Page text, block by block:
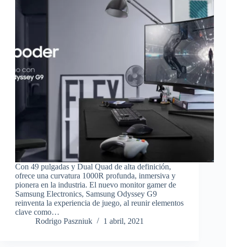
Con 49 pulgadas y Dual Quad de alta definición,
ofrece una curvatura 1000R profunda, inmersiva y
pionera en la industria. El nuevo monitor gamer de
Samsung Electronics, Samsung Odyssey G9
reinventa la experiencia de juego, al reunir elementos
clave como…
Rodrigo Paszniuk
1 abril, 2021